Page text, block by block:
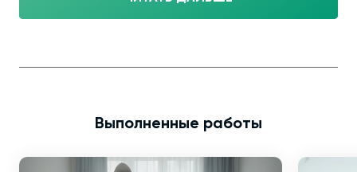
Выполненные работы